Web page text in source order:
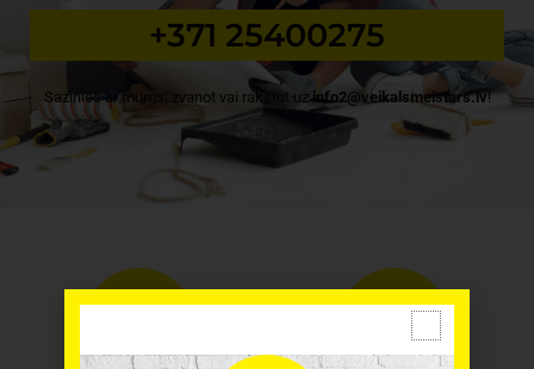
+371 25400275
Sazinies ar mums, zvanot vai rakstot uzinfo2@veikalsmeistars.lv!